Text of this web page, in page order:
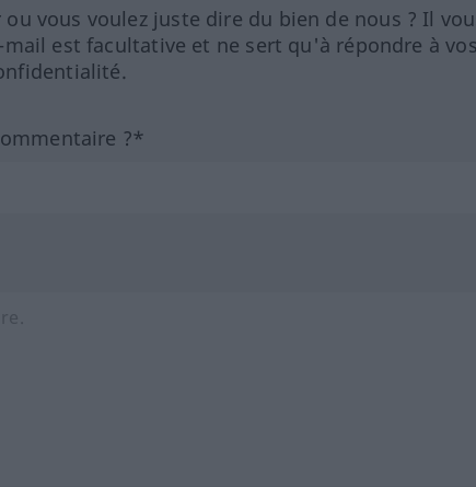
vous voulez juste dire du bien de nous ? Il
est facultative et ne sert qu'à répondre à
?*